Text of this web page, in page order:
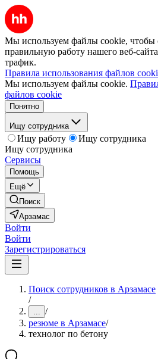
Мы используем файлы cookie, чтобы
правильную работу нашего веб-
трафик.
Правила использования файлов
Мы используем файлы cookie.
файлов cookie
Понятно
Ищу сотрудника
Ищу работу
Ищу сотрудника
Ищу сотрудника
Сервисы
Помощь
Ещё
Поиск
Арзамас
Войти
Войти
Зарегистрироваться
Поиск сотрудников в Арзамасе
/
... /
резюме в Арзамасе/
технолог по бетону